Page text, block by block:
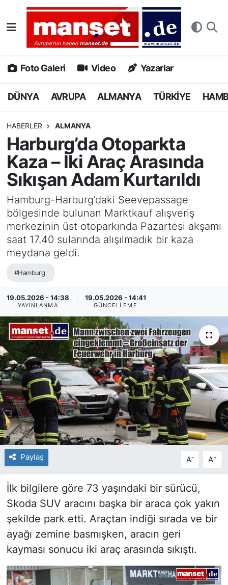
Foto Galeri Video Yazarlar
DÜNYA AVRUPA ALMANYA TÜRKİYE
HABERLER ALMANYA
Harburg’da Otoparkta
Kaza – İki Araç Arasında
Sıkışan Adam Kurtarıldı
Hamburg-Harburg’daki Seevepassage
bölgesinde bulunan Marktkauf alışveriş
merkezinin üst otoparkında Pazartesi akşamı
saat 17.40 sularında alışılmadık bir kaza
meydana geldi.
#Hamburg
19.05.2026 - 14:38
YAYINLANMA
19.05.2026 - 14:41
GÜNCELLEME
Paylaş A- A+
İlk bilgilere göre 73 yaşındaki bir sürücü,
Skoda SUV aracını başka bir araca çok yakın
şekilde park etti. Araçtan indiği sırada ve bir
ayağı zemine basmışken, aracın geri
kayması sonucu iki araç arasında sıkıştı.
DÜNYA
AVRUPA
ALMANYA
HAMBURG
SPOR
DEUTSCH
EKONOMİ
SİYASET
SAĞLIK
Nöbetçi Eczaneler
Hava Durumu
Namaz Vakitleri
Puan Durumu ve Fikstür
Tüm Manşetler
Son Dakika Haberleri
Haber Arşivi